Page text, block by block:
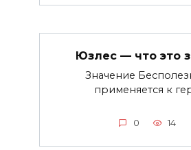
Юзлес — что это
Значение
применяется к
0 14